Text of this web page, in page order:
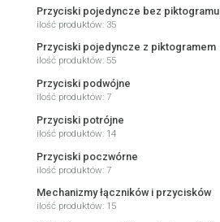
Przyciski pojedyncze bez piktogramu
ilość produktów: 35
Przyciski pojedyncze z piktogramem
ilość produktów: 55
Przyciski podwójne
ilość produktów: 7
Przyciski potrójne
ilość produktów: 14
Przyciski poczwórne
ilość produktów: 7
Mechanizmy łączników i przycisków
ilość produktów: 15